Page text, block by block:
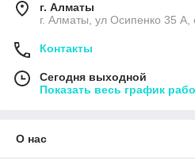
г. Алматы
г. Алматы, ул Осипенко 35
Контакты
Сегодня выходной
Показать весь график
О нас